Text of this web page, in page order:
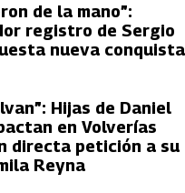
de la mano”:
registro de Sergio
nueva conquista
Hijas de Daniel
en Volverías
directa petición a su
Reyna